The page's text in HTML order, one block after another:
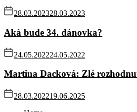
28.03.202328.03.2023
Aká bude 34. dánovka?
24.05.202224.05.2022
Martina Dacková: Zlé
28.03.202219.06.2025